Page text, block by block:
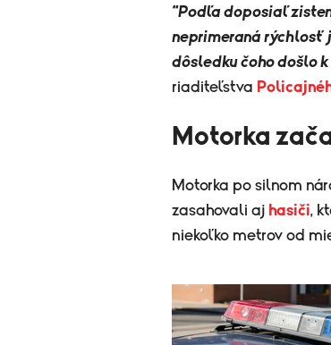
"Podľa doposiaľ
neprimeraná rýchlosť
dôsledku čoho došlo
riaditeľstva
Motorka
Motorka po silnom
zasahovali aj hasiči,
niekoľko metrov od